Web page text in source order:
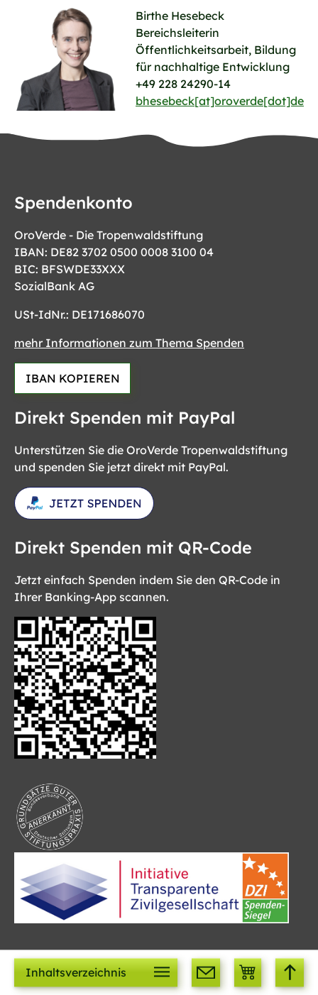
Birthe Hesebeck
Bereichsleiterin
Öffentlichkeitsarbeit, Bildung
für nachhaltige Entwicklung
+49 228 24290-14
bhesebeck[at]oroverde[dot]de
Spendenkonto
OroVerde - Die Tropenwaldstiftung
IBAN: DE82 3702 0500 0008 3100 04
BIC: BFSWDE33XXX
SozialBank AG
USt-IdNr.: DE171686070
mehr Informationen zum Thema Spenden
IBAN KOPIEREN
Direkt Spenden mit PayPal
Unterstützen Sie die OroVerde Tropenwaldstiftung
und spenden Sie jetzt direkt mit PayPal.
Direkt Spenden mit QR-Code
Jetzt einfach Spenden indem Sie den QR-Code in
Ihrer Banking-App scannen.
Inhaltsverzeichnis